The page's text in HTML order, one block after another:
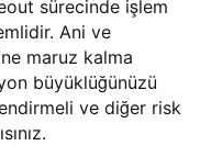
sürecinde işlem
Ani ve
maruz kalma
büyüklüğünüzü
ve diğer risk